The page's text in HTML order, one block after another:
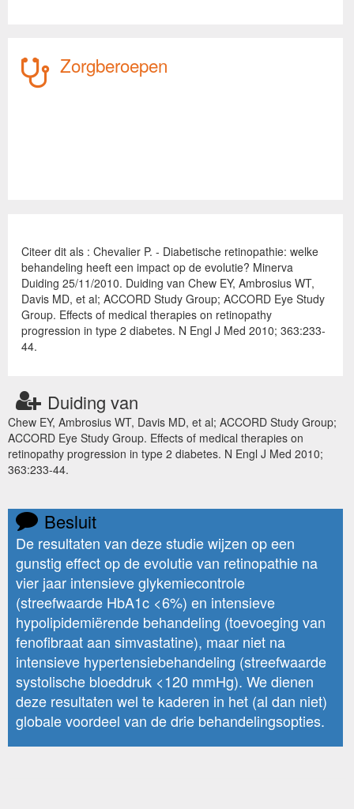
Zorgberoepen
Citeer dit als : Chevalier P. - Diabetische retinopathie: welke
behandeling heeft een impact op de evolutie? Minerva
Duiding 25/11/2010. Duiding van Chew EY, Ambrosius WT,
Davis MD, et al; ACCORD Study Group; ACCORD Eye Study
Group. Effects of medical therapies on retinopathy
progression in type 2 diabetes. N Engl J Med 2010; 363:233-
44.
Duiding van
Chew EY, Ambrosius WT, Davis MD, et al; ACCORD Study Group;
ACCORD Eye Study Group. Effects of medical therapies on
retinopathy progression in type 2 diabetes. N Engl J Med 2010;
363:233-44.
Besluit
De resultaten van deze studie wijzen op een
gunstig effect op de evolutie van retinopathie na
vier jaar intensieve glykemiecontrole
(streefwaarde HbA1c <6%) en intensieve
hypolipidemiërende behandeling (toevoeging van
fenofibraat aan simvastatine), maar niet na
intensieve hypertensiebehandeling (streefwaarde
systolische bloeddruk <120 mmHg). We dienen
deze resultaten wel te kaderen in het (al dan niet)
globale voordeel van de drie behandelingsopties.